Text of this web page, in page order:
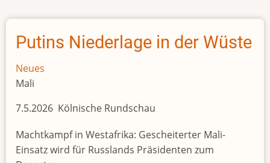
zwischen
Separatisten
und
Putins Niederlage in der Wüste
Neues
Mali
7.5.2026 Kölnische Rundschau
Machtkampf in Westafrika: Gescheiterter Mali-
Einsatz wird für Russlands Präsidenten zum